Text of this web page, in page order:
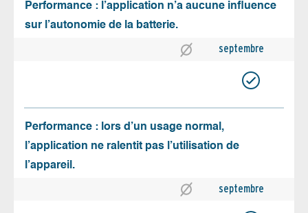
Performance : l’application n’a aucune influence
sur l’autonomie de la batterie.
septembre
Performance : lors d’un usage normal,
l’application ne ralentit pas l’utilisation de
l’appareil.
septembre